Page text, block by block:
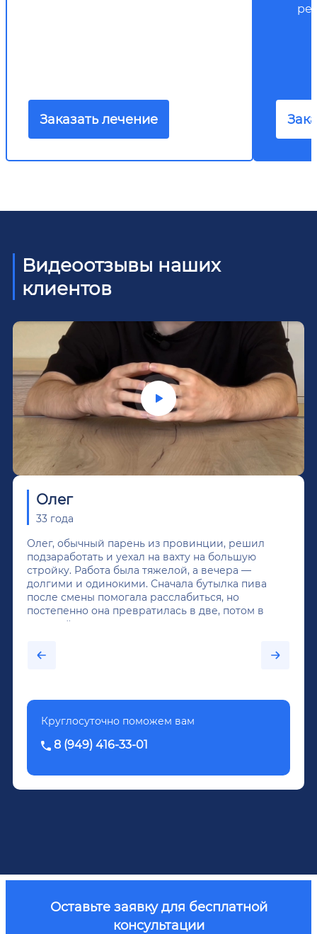
Заказать лечение
Видеоотзывы наших
клиентов
Олег
33 года
Олег, обычный парень из провинции, решил
подзаработать и уехал на вахту на большую
стройку. Работа была тяжелой, а вечера —
долгими и одинокими. Сначала бутылка пива
после смены помогала расслабиться, но
постепенно она превратилась в две, потом в
крепкий алкоголь, и вот он уже пил почти
было назначено кодирование по методу
Довженко.
Круглосуточно поможем вам
8 (949) 416-33-01
Оставьте заявку для бесплатной
консультации